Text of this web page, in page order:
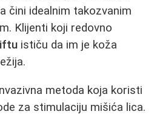
čini idealnim takozvanim
Klijenti koji redovno
ističu da im je koža
metoda koja koristi
za stimulaciju mišića lica.